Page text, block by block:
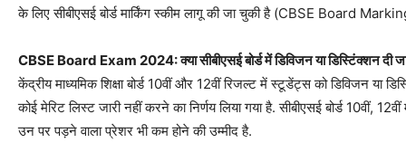
के लिए सीबीएसई बोर्ड मार्किंग स्कीम लागू की जा चुकी है (CBSE Board
CBSE Board Exam 2024: क्या सीबीएसई बोर्ड में डिविजन या डिस्टिंक्शन दी
केंद्रीय माध्यमिक शिक्षा बोर्ड 10वीं और 12वीं रिजल्ट में स्टूडेंट्स को डिविजन या
कोई मेरिट लिस्ट जारी नहीं करने का निर्णय लिया गया है. सीबीएसई बोर्ड 10वीं,
उन पर पड़ने वाला प्रेशर भी कम होने की उम्मीद है.